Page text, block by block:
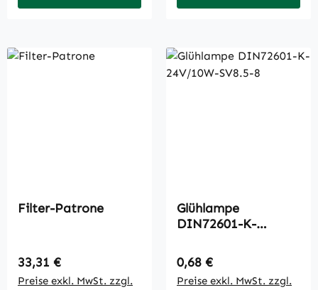
Filter-Patrone
Regulärer Preis:
33,31 €
Preise exkl. MwSt. zzgl.
Glühlampe
DIN72601-K-
Regulärer Preis:
0,68 €
Preise exkl. MwSt. zzgl.